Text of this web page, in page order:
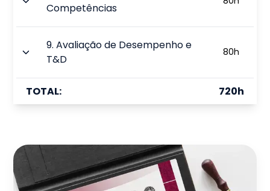
Competências
9.Avaliação de Desempenho e
T&D
80h
TOTAL: 720h